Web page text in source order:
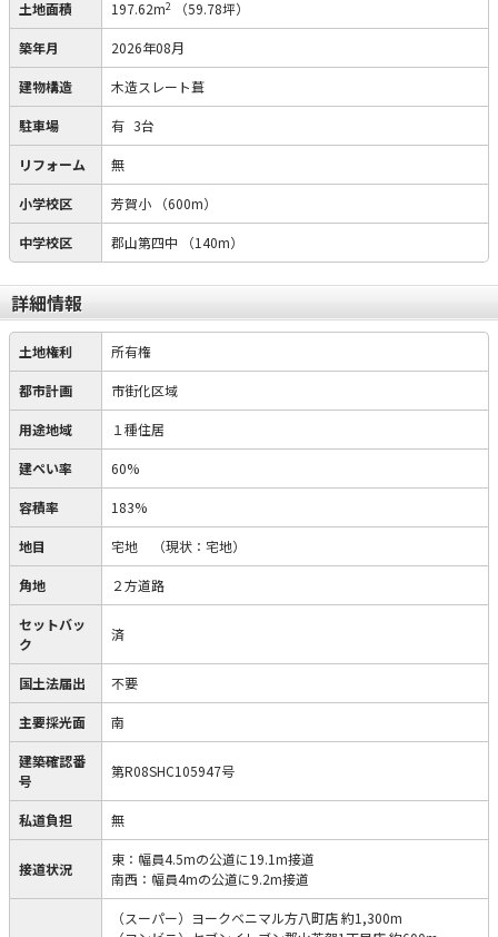
土地面積 197.62m2 （59.78坪）
築年月 2026年08月
建物構造 木造スレート葺
駐車場 有 3台
リフォーム 無
小学校区 芳賀小 （600m）
中学校区 郡山第四中 （140m）
詳細情報
土地権利 所有権
都市計画 市街化区域
用途地域 １種住居
建ぺい率 60%
容積率 183%
地目 宅地 （現状：宅地）
角地 ２方道路
セットバッ
ク
済
国土法届出 不要
主要採光面 南
建築確認番
号
第R08SHC105947号
私道負担 無
接道状況
東：幅員4.5mの公道に19.1m接道
南西：幅員4mの公道に9.2m接道
（スーパー）ヨークベニマル方八町店 約1,300m